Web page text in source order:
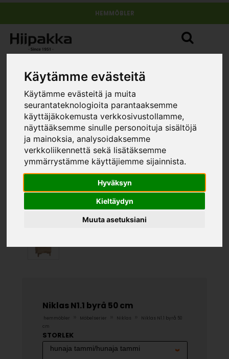
Käytämme evästeitä
Käytämme evästeitä ja muita
seurantateknologioita parantaaksemme
käyttäjäkokemusta verkkosivustollamme,
näyttääksemme sinulle personoituja sisältöjä
ja mainoksia, analysoidaksemme
verkkoliikennettä sekä lisätäksemme
ymmärrystämme käyttäjiemme sijainnista.
Hyväksyn
Kieltäydyn
Muuta asetuksiani
HEMMÖBLER
Niklas N1.1 byrå 50 cm
hemmöbler Möbelserier Niklas
Niklas N1.1 byrå 50
cm
STORLEK